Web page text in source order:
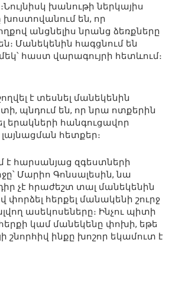
խանութի ներկայիս
են, որ
անցնելիս նրանց ձեռքները
Մանեկենին հագցնում են
հաստ վարագույրի հետևում։
է տեսնել մանեկենին
պնդում են, որ նրա ոտքերին
երակների հանգուցավոր
հետքեր։
է հարսանյաց զգեստների
Մարիո Գոնսալեսին, նա
չէ հրաժեշտ տալ մանեկենին
փորձել հերքել մանակենի շուրջ
ասեկոսեները։ Ինչու պիտի
կամ մանեկենը փոխի, եթե
շնորհիվ ինքը խոշոր եկամուտ է